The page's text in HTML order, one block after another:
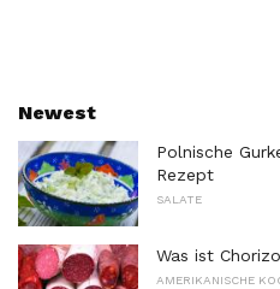
Newest
Polnische
Rezept
SALATE
Was ist
AMERIKANISCHE